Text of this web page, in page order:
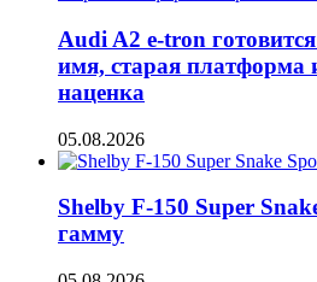
Audi A2 e-tron
имя, старая платформа
наценка
05.08.2026
Shelby F-150 Super
гамму